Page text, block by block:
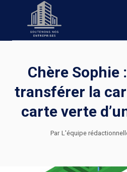
Chère Sophie
transférer la
carte verte
Par L'équipe